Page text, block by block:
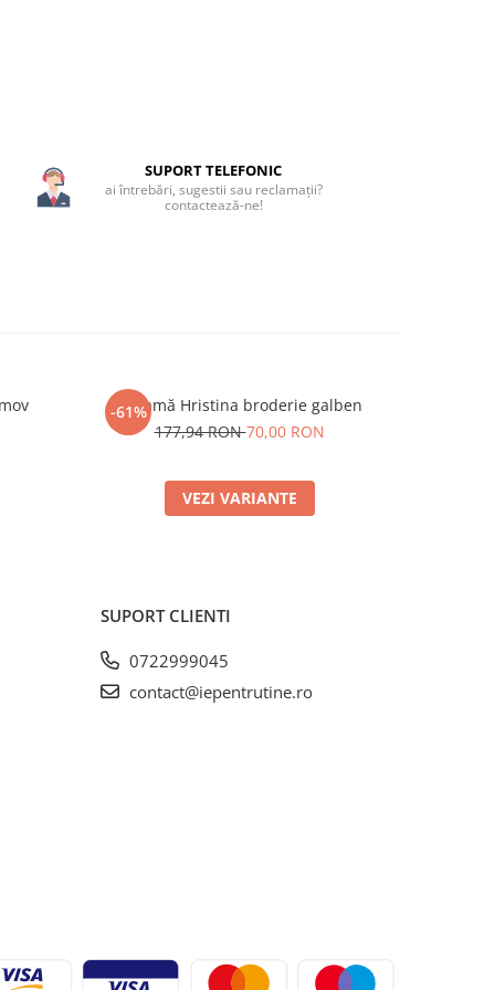
SUPORT TELEFONIC
ai întrebări, sugestii sau reclamații?
contactează-ne!
-61%
Ie damă Hristina broderie galben
177,94 RON70,00 RON
VEZI VARIANTE
SUPORT CLIENTI
0722999045
contact@iepentrutine.ro